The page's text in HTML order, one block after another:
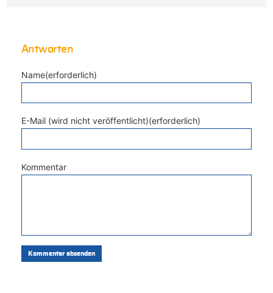
Antworten
Name(erforderlich)
E-Mail (wird nicht veröffentlicht)(erforderlich)
Kommentar